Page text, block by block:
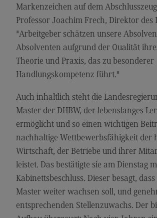
Governance Sozialer Arbeit
Governance Sozialer Arbeit
Modulangebot
Berufsperspektiven
Kontakt
Informatik
Informatik
Profil-O-Mat Informatik
(External link)
Rahmenbedingungen
Modulangebot
Berufsperspektiven
Kontakt
Markenzeichen auf dem
Professor Joachim Frech, Direktor des
"Arbeitgeber schätzen unsere
Absolventen aufgrund der Qualität
Theorie und Praxis, das zu besonderer
Handlungskompetenz führt."
Auch inhaltlich steht die
Master der DHBW, der lebenslanges
ermöglicht und so einen wichtigen
nachhaltige Wettbewerbsfähigkeit der
Wirtschaft, der Betriebe und ihrer
leistet. Das bestätigte sie am Dienstag
Kabinettsbeschluss. Dieser besagt,
Master weiter wachsen soll, und
entsprechenden Stellenzuwachs. Der